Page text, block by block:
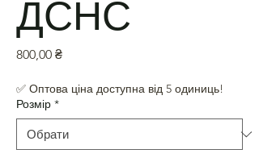
ДСНС
800,00 ₴Ціна
✅ Оптова ціна доступна від 5 одиниць!
Розмір *